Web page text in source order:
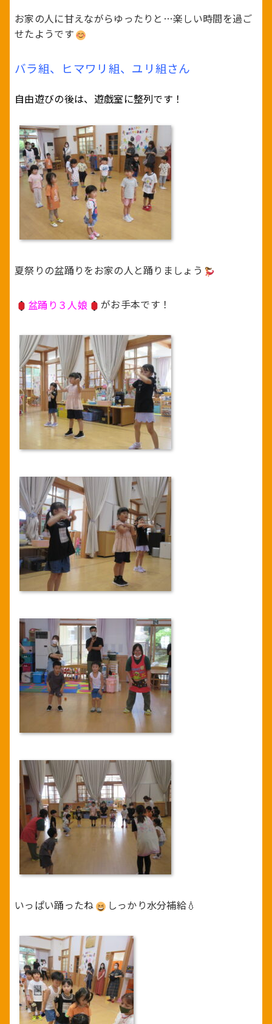
お家の人に甘えながらゆったりと…楽しい時間を過ご
せたようです
バラ組、ヒマワリ組、ユリ組さん
自由遊びの後は、遊戯室に整列です！
夏祭りの盆踊りをお家の人と踊りましょう
盆踊り３人娘 がお手本です！
いっぱい踊ったね しっかり水分補給💧